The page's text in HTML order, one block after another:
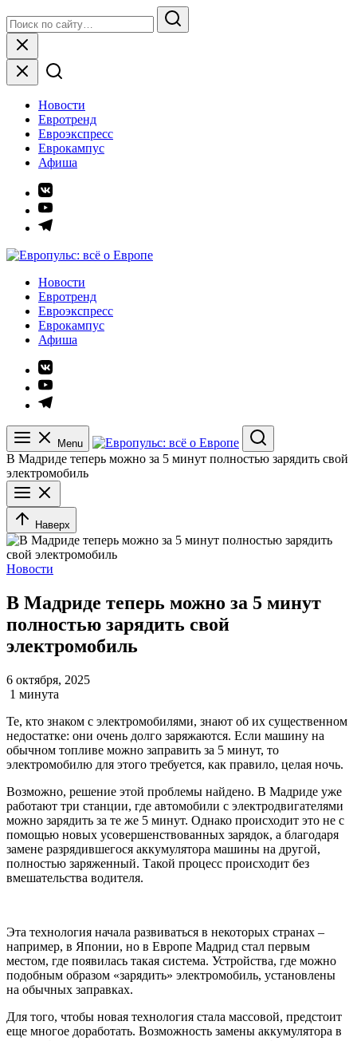
to
content
for:
Search
Close
Новости
Евротренд
Евроэкспресс
Еврокампус
Афиша
Элемент
меню
Элемент
меню
Элемент
Европульс: всё о Европе
Новости
Евротренд
Евроэкспресс
Еврокампус
Афиша
Элемент
меню
Элемент
меню
Элемент
Menu
Search
В Мадриде теперь можно за 5 минут полностью зарядить свой
электромобиль
Наверх
Новости
В Мадриде теперь можно за 5 минут
полностью зарядить свой
электромобиль
6 октября, 2025
1 минута
Те, кто знаком с электромобилями, знают об их существенном
недостатке: они очень долго заряжаются. Если машину на
обычном топливе можно заправить за 5 минут, то
электромобилю для этого требуется, как правило, целая ночь.
Возможно, решение этой проблемы найдено. В Мадриде уже
работают три станции, где автомобили с электродвигателями
можно зарядить за те же 5 минут. Однако происходит это не с
помощью новых усовершенствованных зарядок, а благодаря
замене разрядившегося аккумулятора машины на другой,
полностью заряженный. Такой процесс происходит без
вмешательства водителя.
Эта технология начала развиваться в некоторых странах –
например, в Японии, но в Европе Мадрид стал первым
местом, где появилась такая система. Устройства, где можно
подобным образом «зарядить» электромобиль, установлены
на обычных заправках.
Для того, чтобы новая технология стала массовой, предстоит
еще многое доработать. Возможность замены аккумулятора в